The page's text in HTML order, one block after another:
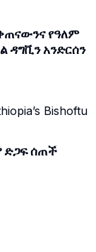
የዓለም
ዳግቪን አንድርሰን
ድጋፍ ሰጠች